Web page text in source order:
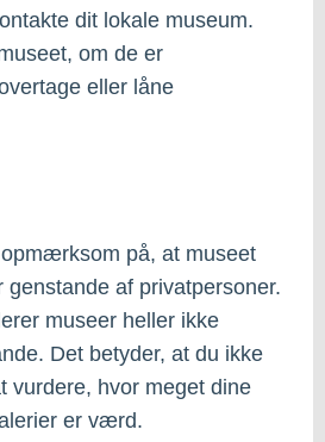
dit lokale museum.
om de er
eller låne
på, at museet
genstande af privatpersoner.
museer heller ikke
Det betyder, at du ikke
vurdere, hvor meget dine
er værd.